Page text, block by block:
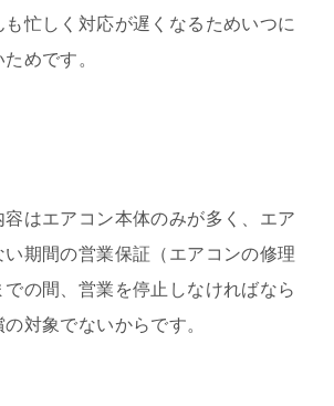
も忙しく対応が遅くなるためいつに
めです。
はエアコン本体のみが多く、エア
い期間の営業保証（エアコンの修理
の間、営業を停止しなければなら
対象でないからです。